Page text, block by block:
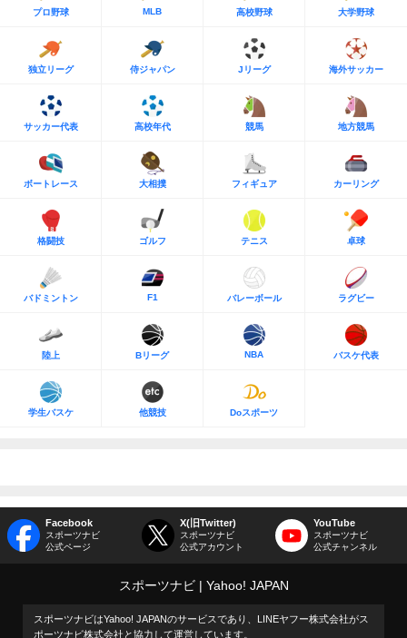
プロ野球 MLB 高校野球 大学野球
独立リーグ 侍ジャパン Jリーグ 海外サッカー
サッカー代表 高校年代 競馬 地方競馬
ボートレース 大相撲 フィギュア カーリング
格闘技 ゴルフ テニス 卓球
バドミントン F1 バレーボール ラグビー
陸上 Bリーグ NBA バスケ代表
学生バスケ 他競技 Doスポーツ
Facebook
スポーツナビ
公式ページ
X(旧Twitter)
スポーツナビ
公式アカウント
YouTube
スポーツナビ
公式チャンネル
スポーツナビ Yahoo! JAPAN
スポーツナビはYahoo! JAPANのサービスであり、LINEヤフー株式会社がス
ポーツナビ株式会社と協力して運営しています。